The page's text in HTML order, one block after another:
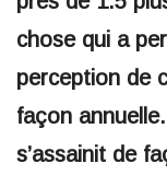
chose qui a
perception de
façon
s’assainit de